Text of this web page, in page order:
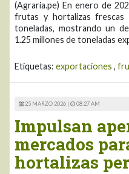
(Agraria.pe) En enero de
frutas y hortalizas frescas
toneladas, mostrando un
1.25 millones de toneladas
Etiquetas: exportaciones ,
25 MARZO 2026 | 08:27 AM
Impulsan
mercados
hortalizas